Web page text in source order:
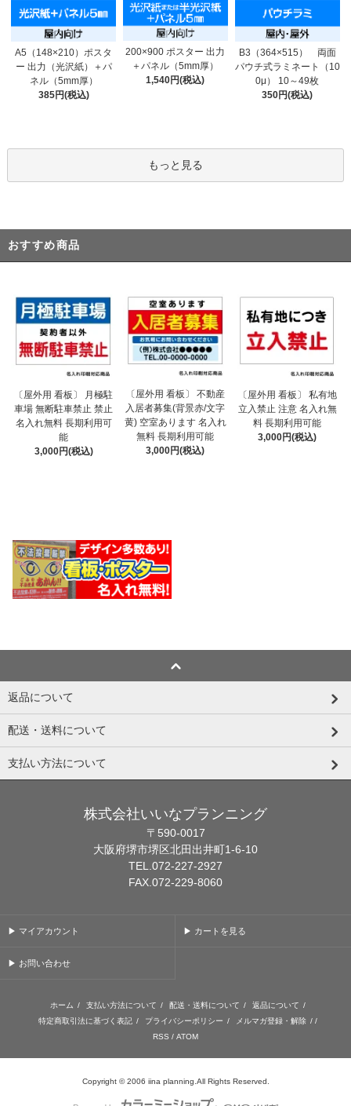
A5（148×210）ポスタ
ー 出力（光沢紙）＋パ
ネル（5mm厚）
385円(税込)
200×900 ポスター 出力
＋パネル（5mm厚）
1,540円(税込)
B3（364×515） 両面
パウチ式ラミネート（10
0μ） 10～49枚
350円(税込)
もっと見る
おすすめ商品
〔屋外用 看板〕 月極駐
車場 無断駐車禁止 禁止
名入れ無料 長期利用可
能
3,000円(税込)
〔屋外用 看板〕 不動産
入居者募集(背景赤/文字
黄) 空室あります 名入れ
無料 長期利用可能
3,000円(税込)
〔屋外用 看板〕 私有地
立入禁止 注意 名入れ無
料 長期利用可能
3,000円(税込)
返品について
配送・送料について
支払い方法について
株式会社いいなプランニング
〒590-0017
大阪府堺市堺区北田出井町1-6-10
TEL.072-227-2927
FAX.072-229-8060
▶ マイアカウント ▶ カートを見る
▶ お問い合わせ
ホーム / 支払い方法について / 配送・送料について / 返品について /
特定商取引法に基づく表記 / プライバシーポリシー / メルマガ登録・解除 / /
RSS / ATOM
Copyright © 2006 iina planning.All Rights Reserved.